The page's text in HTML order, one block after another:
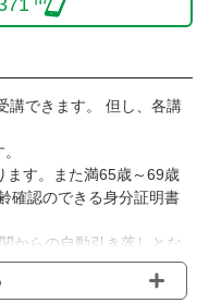
講できます。 但し、各講
ます。また満65歳～69歳
確認のできる身分証明書
からの自動引き落しとな
合がありますのでご確認